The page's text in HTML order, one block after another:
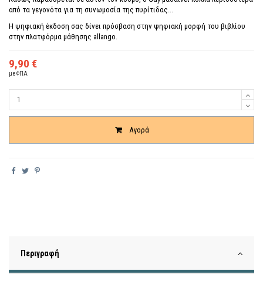
από τα γεγονότα για τη συνωμοσία της πυρίτιδας...
Η ψηφιακή έκδοση σας δίνει πρόσβαση στην ψηφιακή μορφή του βιβλίου
στην πλατφόρμα μάθησης allango.
9,90 €
με ΦΠΑ
Αγορά
Περιγραφή